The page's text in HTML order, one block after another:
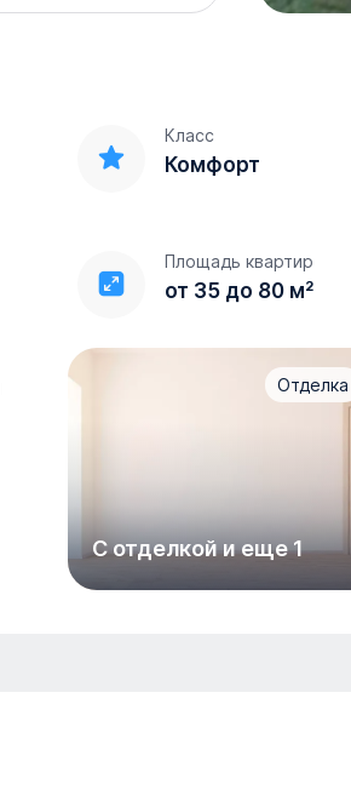
Класс
Комфорт
Площадь квартир
от 35 до 80 м²
Отделка
С отделкой и еще 1